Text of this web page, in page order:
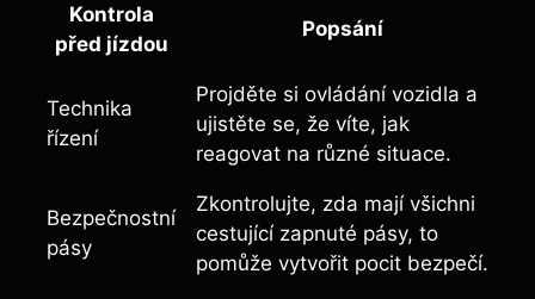
Kontrola
před jízdou
Popsání
Technika
řízení
Projděte si ovládání vozidla a
ujistěte se, že víte, jak
reagovat na různé situace.
Bezpečnostní
pásy
Zkontrolujte, zda mají všichni
cestující zapnuté pásy, to
pomůže vytvořit pocit bezpečí.